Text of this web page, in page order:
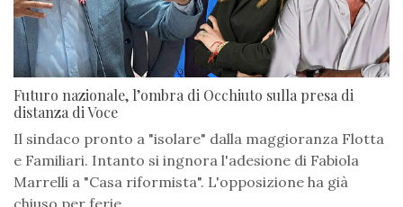
Futuro nazionale, l’ombra di Occhiuto sulla presa di
distanza di Voce
Il sindaco pronto a "isolare" dalla maggioranza Flotta
e Familiari. Intanto si ingnora l'adesione di Fabiola
Marrelli a "Casa riformista". L'opposizione ha già
chiuso per ferie